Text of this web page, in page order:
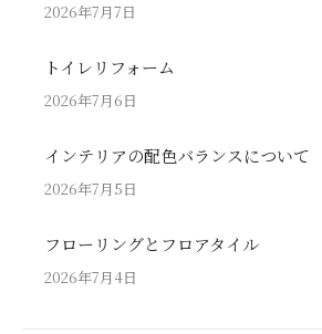
2026年7月7日
トイレリフォーム
2026年7月6日
インテリアの配色バランスについて
2026年7月5日
フローリングとフロアタイル
2026年7月4日